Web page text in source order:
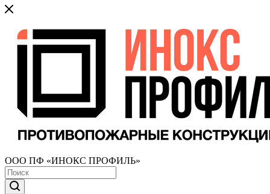
ООО ПФ «ИНОКС ПРОФИЛЬ»